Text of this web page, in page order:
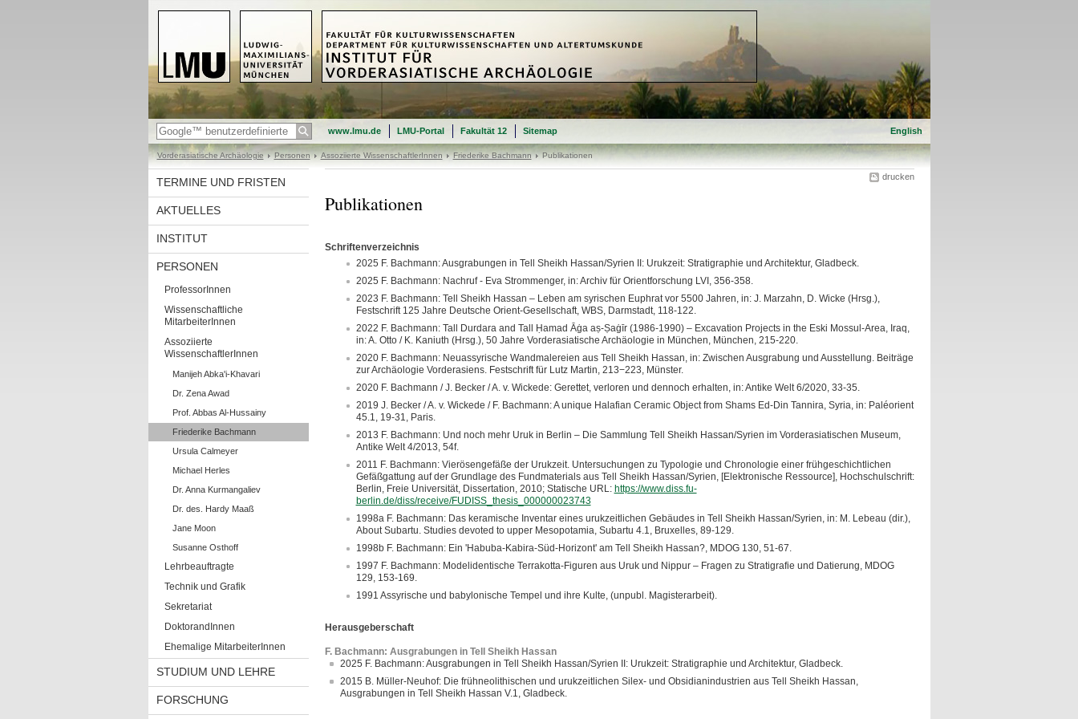
www.lmu.de LMU-Portal Fakultät 12 Sitemap English
Vorderasiatische Archäologie Personen Assoziierte WissenschaftlerInnen Friederike Bachmann Publikationen
TERMINE UND FRISTEN
AKTUELLES
INSTITUT
PERSONEN
ProfessorInnen
Wissenschaftliche
MitarbeiterInnen
Assoziierte
WissenschaftlerInnen
Manijeh Abka'i-Khavari
Dr. Zena Awad
Prof. Abbas Al-Hussainy
Friederike Bachmann
Ursula Calmeyer
Michael Herles
Dr. Anna Kurmangaliev
Dr. des. Hardy Maaß
Jane Moon
Susanne Osthoff
Lehrbeauftragte
Technik und Grafik
Sekretariat
DoktorandInnen
Ehemalige MitarbeiterInnen
STUDIUM UND LEHRE
FORSCHUNG
drucken
Publikationen
Schriftenverzeichnis
2025 F. Bachmann: Ausgrabungen in Tell Sheikh Hassan/Syrien II: Urukzeit: Stratigraphie und Architektur, Gladbeck.
2025 F. Bachmann: Nachruf - Eva Strommenger, in: Archiv für Orientforschung LVI, 356-358.
2023 F. Bachmann: Tell Sheikh Hassan – Leben am syrischen Euphrat vor 5500 Jahren, in: J. Marzahn, D. Wicke (Hrsg.),
Festschrift 125 Jahre Deutsche Orient-Gesellschaft, WBS, Darmstadt, 118-122.
2022 F. Bachmann: Tall Durdara and Tall Ḥamad Āġa aṣ-Ṣaġīr (1986-1990) – Excavation Projects in the Eski Mossul-Area, Iraq,
in: A. Otto / K. Kaniuth (Hrsg.), 50 Jahre Vorderasiatische Archäologie in München, München, 215-220.
2020 F. Bachmann: Neuassyrische Wandmalereien aus Tell Sheikh Hassan, in: Zwischen Ausgrabung und Ausstellung. Beiträge
zur Archäologie Vorderasiens. Festschrift für Lutz Martin, 213−223, Münster.
2020 F. Bachmann / J. Becker / A. v. Wickede: Gerettet, verloren und dennoch erhalten, in: Antike Welt 6/2020, 33-35.
2019 J. Becker / A. v. Wickede / F. Bachmann: A unique Halafian Ceramic Object from Shams Ed-Din Tannira, Syria, in: Paléorient
45.1, 19-31, Paris.
2013 F. Bachmann: Und noch mehr Uruk in Berlin – Die Sammlung Tell Sheikh Hassan/Syrien im Vorderasiatischen Museum,
Antike Welt 4/2013, 54f.
2011 F. Bachmann: Vierösengefäße der Urukzeit. Untersuchungen zu Typologie und Chronologie einer frühgeschichtlichen
Gefäßgattung auf der Grundlage des Fundmaterials aus Tell Sheikh Hassan/Syrien, [Elektronische Ressource], Hochschulschrift:
Berlin, Freie Universität, Dissertation, 2010; Statische URL: https://www.diss.fu-
berlin.de/diss/receive/FUDISS_thesis_000000023743
1998a F. Bachmann: Das keramische Inventar eines urukzeitlichen Gebäudes in Tell Sheikh Hassan/Syrien, in: M. Lebeau (dir.),
About Subartu. Studies devoted to upper Mesopotamia, Subartu 4.1, Bruxelles, 89-129.
1998b F. Bachmann: Ein 'Habuba-Kabira-Süd-Horizont' am Tell Sheikh Hassan?, MDOG 130, 51-67.
1997 F. Bachmann: Modelidentische Terrakotta-Figuren aus Uruk und Nippur – Fragen zu Stratigrafie und Datierung, MDOG
129, 153-169.
1991 Assyrische und babylonische Tempel und ihre Kulte, (unpubl. Magisterarbeit).
Herausgeberschaft
F. Bachmann: Ausgrabungen in Tell Sheikh Hassan
2025 F. Bachmann: Ausgrabungen in Tell Sheikh Hassan/Syrien II: Urukzeit: Stratigraphie und Architektur, Gladbeck.
2015 B. Müller-Neuhof: Die frühneolithischen und urukzeitlichen Silex- und Obsidianindustrien aus Tell Sheikh Hassan,
Ausgrabungen in Tell Sheikh Hassan V.1, Gladbeck.